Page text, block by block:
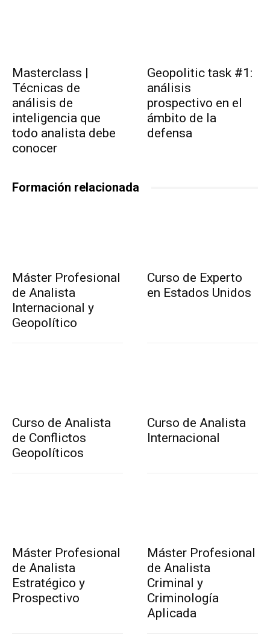
Masterclass |
Técnicas de
análisis de
inteligencia que
todo analista debe
conocer
Geopolitic task #1:
análisis
prospectivo en el
ámbito de la
defensa
Formación relacionada
Máster Profesional
de Analista
Internacional y
Geopolítico
Curso de Experto
en Estados Unidos
Curso de Analista
de Conflictos
Geopolíticos
Curso de Analista
Internacional
Máster Profesional
de Analista
Estratégico y
Prospectivo
Máster Profesional
de Analista
Criminal y
Criminología
Aplicada